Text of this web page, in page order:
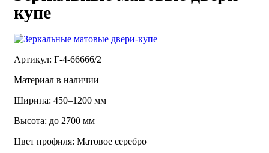
купе
Артикул: Г-4-66666/2
Материал в наличии
Ширина: 450–1200 мм
Высота: до 2700 мм
Цвет профиля: Матовое серебро